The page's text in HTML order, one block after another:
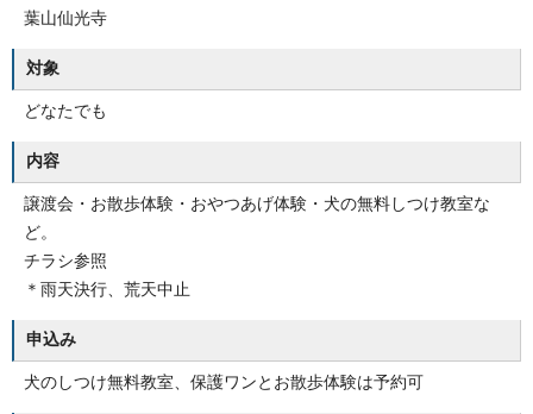
葉山仙光寺
対象
どなたでも
内容
譲渡会・お散歩体験・おやつあげ体験・犬の無料しつけ教室な
ど。
チラシ参照
＊雨天決行、荒天中止
申込み
犬のしつけ無料教室、保護ワンとお散歩体験は予約可